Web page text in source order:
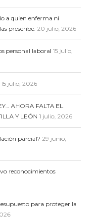
a quien enferma ni
prescribe. 20 julio, 2026
personal laboral 15 julio,
15 julio, 2026
AHORA FALTA EL
Y LEÓN 1 julio, 2026
parcial? 29 junio,
reconocimientos
para proteger la